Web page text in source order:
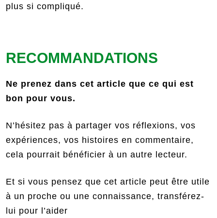
plus si compliqué.
RECOMMANDATIONS
Ne prenez dans cet article que ce qui est
bon pour vous.
N’hésitez pas à partager vos réflexions, vos
expériences, vos histoires en commentaire,
cela pourrait bénéficier à un autre lecteur.
Et si vous pensez que cet article peut être utile
à un proche ou une connaissance, transférez-
lui pour l’aider